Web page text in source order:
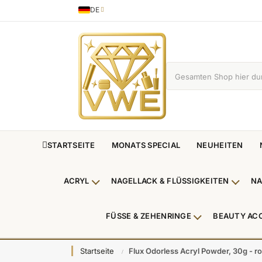
Sprache
DE
German
STARTSEITE MONATS SPECIAL NEUHEITEN
ACRYL Untermenü Acryl anzeigen
NAGELLACK & FLÜSSIGKEITEN
FÜSSE & ZEHENRINGE Untermenü
BEAUTY
Startseite Flux Odorless Acryl Powder, 30g -